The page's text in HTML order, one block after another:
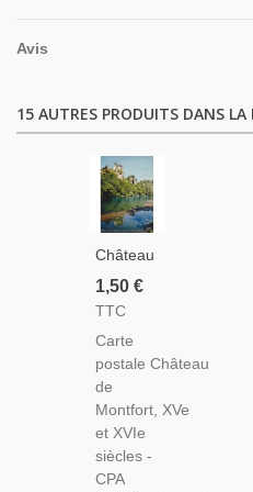
Avis
15 AUTRES PRODUITS DANS LA
Château
De
Montfort
Postale
Département
24
Dordogne
1,50 €
TTC
Carte
postale Château
de
Montfort, XVe
et XVIe
siècles -
CPA